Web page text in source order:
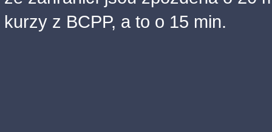
kurzy z BCPP, a to o 15 min.